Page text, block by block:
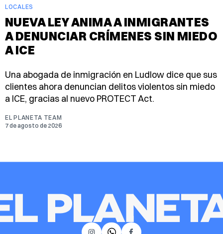
LOCALES
NUEVA LEY ANIMA A INMIGRANTES
A DENUNCIAR CRÍMENES SIN MIEDO
A ICE
Una abogada de inmigración en Ludlow dice que sus
clientes ahora denuncian delitos violentos sin miedo
a ICE, gracias al nuevo PROTECT Act.
EL PLANETA TEAM
7 de agosto de 2026